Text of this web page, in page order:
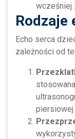
wcześniej
Rodzaje
Echo serca
zależności od
piersiowej